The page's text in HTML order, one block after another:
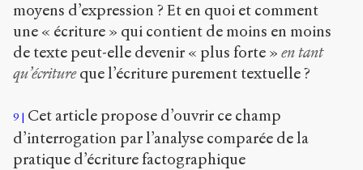
moyens d’expression ? Et en quoi et comment
une « écriture » qui contient de moins en moins
de texte peut-elle devenir « plus forte » en tant
qu’écritureque l’écriture purement textuelle ?
9
Cet article propose d’ouvrir ce champ
d’interrogation par l’analyse comparée de la
pratique d’écriture factographique